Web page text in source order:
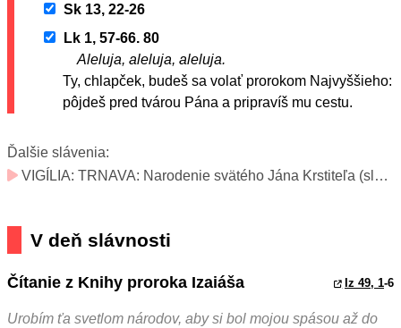
Sk 13, 22-26
Lk 1, 57-66. 80
Aleluja, aleluja, aleluja.
Ty, chlapček, budeš sa volať prorokom Najvyššieho:
pôjdeš pred tvárou Pána a pripravíš mu cestu.
Ďalšie slávenia:
VIGÍLIA: TRNAVA: Narodenie svätého Jána Krstiteľa (slávnosť)
V deň slávnosti
Čítanie z Knihy proroka Izaiáša Iz 49, 1-6
Urobím ťa svetlom národov, aby si bol mojou spásou až do